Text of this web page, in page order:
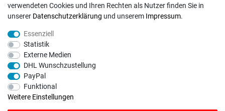
Bei Fragen wenden Sie sich direkt an unser Service-Team.
info@rasentraktoren-motoren.de
MA-Versand GmbH, 53925 Kall, In der Laach 1-3
verwendeten Cookies und Ihren Rechten als Nutzer finden Sie in
unserer Daten­schutz­erklärung und unserem Impressum.
Essenziell
Statistik
Externe Medien
DHL Wunschzustellung
PayPal
Funktional
Weitere Einstellungen